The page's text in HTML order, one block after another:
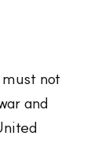
not
and